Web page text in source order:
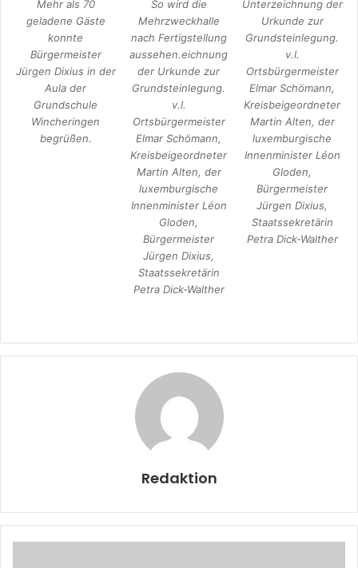
Mehr als 70
geladene Gäste
konnte
Bürgermeister
Jürgen Dixius in der
Aula der
Grundschule
Wincheringen
begrüßen.
So wird die
Mehrzweckhalle
nach Fertigstellung
aussehen.eichnung
der Urkunde zur
Grundsteinlegung.
v.l.
Ortsbürgermeister
Elmar Schömann,
Kreisbeigeordneter
Martin Alten, der
luxemburgische
Innenminister Léon
Gloden,
Bürgermeister
Jürgen Dixius,
Staatssekretärin
Petra Dick-Walther
Unterzeichnung der
Urkunde zur
Grundsteinlegung.
v.l.
Ortsbürgermeister
Elmar Schömann,
Kreisbeigeordneter
Martin Alten, der
luxemburgische
Innenminister Léon
Gloden,
Bürgermeister
Jürgen Dixius,
Staatssekretärin
Petra Dick-Walther
Redaktion